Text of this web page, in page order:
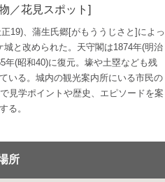
／花見スポット]
19)、蒲生氏郷[がもううじさと]によっ
と改められた。天守閣は1874年(明治
年(昭和40)に復元。壕や土塁なども残
いる。城内の観光案内所にいる市民の
見学ポイントや歴史、エピソードを案
る。
所